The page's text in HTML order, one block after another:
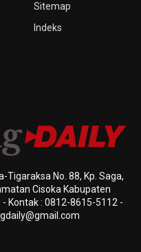
Sitemap
Indeks
Tigaraksa No. 88, Kp. Saga,
Cisoka Kabupaten
Kontak : 0812-8615-5112 -